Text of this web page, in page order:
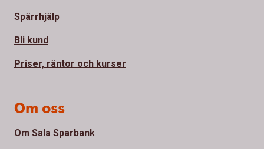
Spärrhjälp
Bli kund
Priser, räntor och kurser
Om oss
Om Sala Sparbank